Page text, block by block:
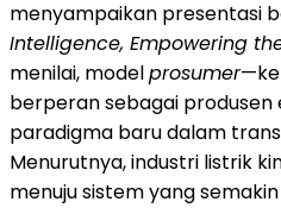
menyampaikan presentasi
Intelligence, Empowering
menilai, modelprosumer
berperan sebagai
paradigma baru dalam
Menurutnya, industri listrik
menuju sistem yang